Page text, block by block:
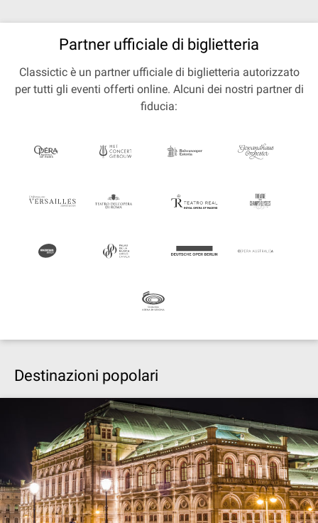
Partner ufficiale di biglietteria
Classictic è un partner ufficiale di biglietteria autorizzato
per tutti gli eventi offerti online. Alcuni dei nostri partner di
fiducia:
Destinazioni popolari